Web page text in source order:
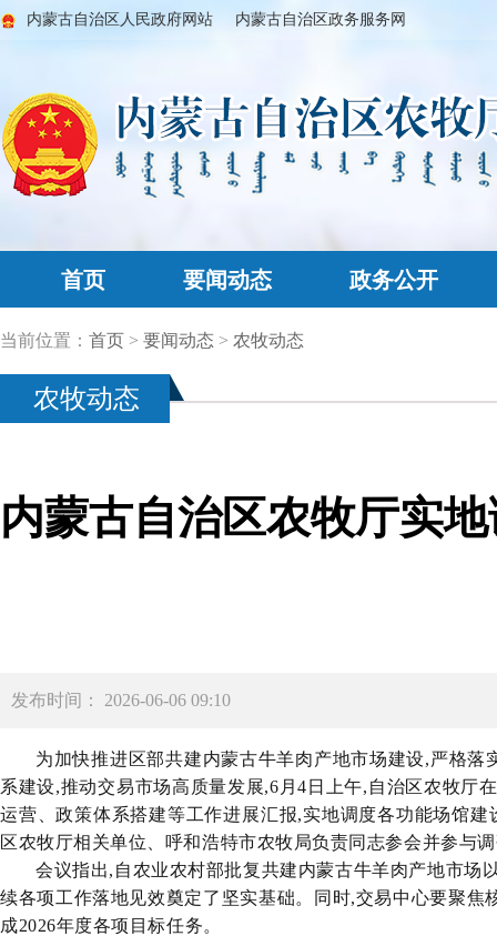
内蒙古自治区人民政府网站 内蒙古自治区政务服务网
首页 要闻动态 政务公开
当前位置： 首页 > 要闻动态 > 农牧动态
农牧动态
内蒙古自治区农牧厅实
发布时间： 2026-06-06 09:10
为加快推进区部共建内蒙古牛羊肉产地市场建设,严格
系建设,推动交易市场高质量发展,6月4日上午,自治区农牧厅
运营、政策体系搭建等工作进展汇报,实地调度各功能场馆
区农牧厅相关单位、呼和浩特市农牧局负责同志参会并参与
会议指出,自农业农村部批复共建内蒙古牛羊肉产地市场
续各项工作落地见效奠定了坚实基础。同时,交易中心要聚
成2026年度各项目标任务。